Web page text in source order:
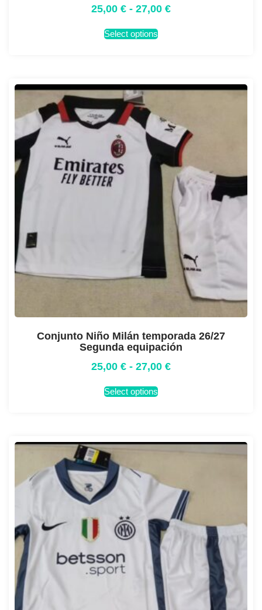
25,00 € - 27,00 €
Select options
Conjunto Niño Milán temporada 26/27
Segunda equipación
25,00 € - 27,00 €
Select options